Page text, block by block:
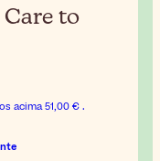
to
acima51,00 € .